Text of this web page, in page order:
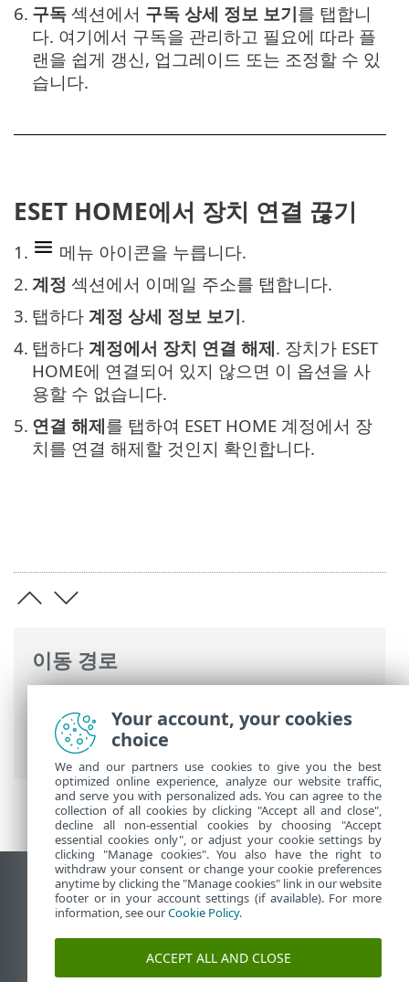
이동 경로
ESET Mobile Security 사용 > ESET HOME
에 연결
6. 구독 섹션에서 구독 상세 정보 보기를 탭합니
다. 여기에서 구독을 관리하고 필요에 따라 플
랜을 쉽게 갱신, 업그레이드 또는 조정할 수 있
습니다.
ESET HOME에서 장치 연결 끊기
1.
메뉴 아이콘을 누릅니다.
2. 계정 섹션에서 이메일 주소를 탭합니다.
3. 탭하다 계정 상세 정보 보기.
4. 탭하다 계정에서 장치 연결 해제. 장치가 ESET
HOME에 연결되어 있지 않으면 이 옵션을 사
용할 수 없습니다.
5. 연결 해제를 탭하여 ESET HOME 계정에서 장
치를 연결 해제할 것인지 확인합니다.
데스크톱 사이트 보기
End of Life
ESET 지식 베이스
Your account, your cookies
choice
We and our partners use cookies to give you the best
optimized online experience, analyze our website traffic,
and serve you with personalized ads. You can agree to the
collection of all cookies by clicking "Accept all and close",
decline all non-essential cookies by choosing "Accept
essential cookies only", or adjust your cookie settings by
clicking "Manage cookies". You also have the right to
withdraw your consent or change your cookie preferences
anytime by clicking the "Manage cookies" link in our website
footer or in your account settings (if available). For more
information, see ourCookie Policy.
ACCEPT ALL AND CLOSE